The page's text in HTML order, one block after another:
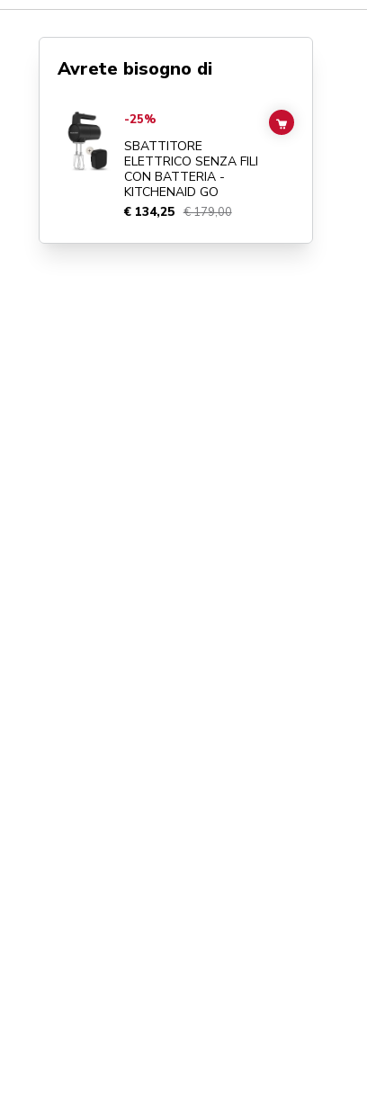
Avrete bisogno di
Go toSBATTITORE ELETTRICO SENZA FILI CON
-25%
SBATTITORE
ELETTRICO SENZA FILI
CON BATTERIA -
KITCHENAID GO
€ 134,25 € 179,00
ADD TO CART